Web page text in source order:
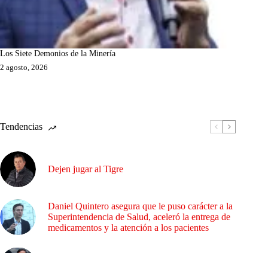
Los Siete Demonios de la Minería
2 agosto, 2026
Tendencias
Dejen jugar al Tigre
Daniel Quintero asegura que le puso carácter a la
Superintendencia de Salud, aceleró la entrega de
medicamentos y la atención a los pacientes